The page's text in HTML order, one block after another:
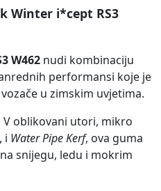
Winter i*cept RS3
W462 nudi kombinaciju
performansi koje je
u zimskim uvjetima.
oblikovani utori, mikro
i Water Pipe Kerf, ova guma
snijegu, ledu i mokrim